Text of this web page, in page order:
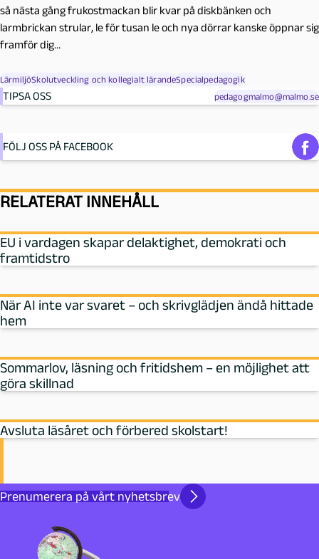
så nästa gång frukostmackan blir kvar på diskbänken och
larmbrickan strular, le för tusan le och nya dörrar kanske öppnar sig
framför dig…
LärmiljöSkolutveckling och kollegialt lärandeSpecialpedagogik
TIPSA OSS pedagogmalmo@malmo.se
FÖLJ OSS PÅ FACEBOOK
RELATERAT INNEHÅLL
EU i vardagen skapar delaktighet, demokrati och
framtidstro
När AI inte var svaret – och skrivglädjen ändå hittade
hem
Sommarlov, läsning och fritidshem – en möjlighet att
göra skillnad
Avsluta läsåret och förbered skolstart!
Prenumerera på vårt nyhetsbrev